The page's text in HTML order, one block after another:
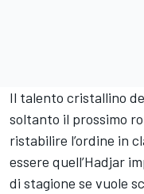
Il talento cristallino
soltanto il prossimo
ristabilire l’ordine in
essere quell’Hadjar
di stagione se vuole